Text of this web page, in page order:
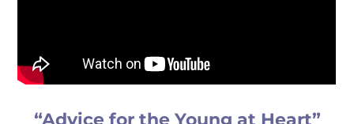
“Advice for the Young at Heart”